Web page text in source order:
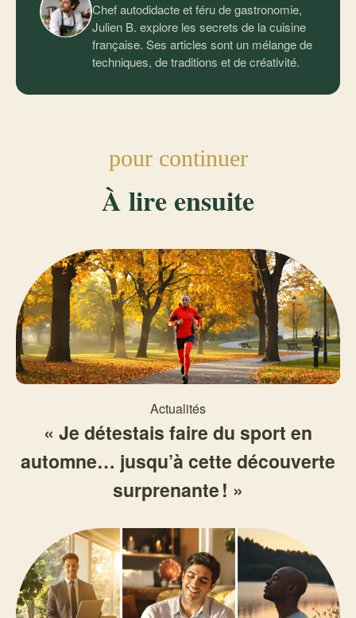
Chef autodidacte et féru de gastronomie,
Julien B. explore les secrets de la cuisine
française. Ses articles sont un mélange de
techniques, de traditions et de créativité.
pour continuer
À lire ensuite
Actualités
« Je détestais faire du sport en
automne… jusqu’à cette découverte
surprenante ! »